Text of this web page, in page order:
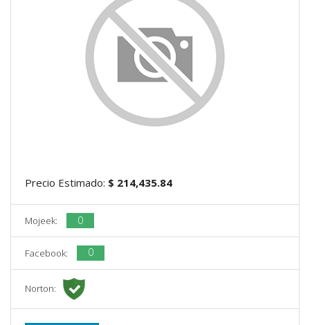
Precio Estimado: $ 214,435.84
Mojeek: 0
Facebook: 0
Norton: